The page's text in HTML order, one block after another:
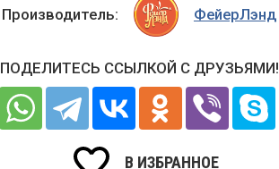
Производитель: ФейерЛэнд
ПОДЕЛИТЕСЬ ССЫЛКОЙ С ДРУЗЬЯМИ!
В ИЗБРАННОЕ